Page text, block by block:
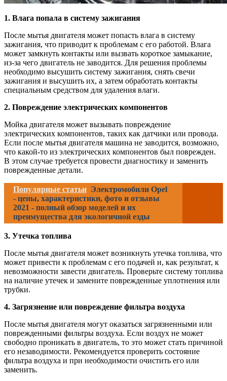
1. Влага попала в систему зажигания
После мытья двигателя может попасть влага в систему
зажигания, что приводит к проблемам с его работой. Влага
может замкнуть контакты или вызвать короткое замыкание,
из-за чего двигатель не заводится. Для решения проблемы
необходимо высушить систему зажигания, снять свечи
зажигания и высушить их, а затем обработать контакты
специальным средством для удаления влаги.
2. Повреждение электрических компонентов
Мойка двигателя может вызывать повреждение
электрических компонентов, таких как датчики или провода.
Если после мытья двигателя машина не заводится, возможно,
что какой-то из электрических компонентов был поврежден.
В этом случае требуется провести диагностику и заменить
поврежденные детали.
Популярные статьи Электромобили Opel
- цены, характеристики, фото и отзывы
2021 - полный обзор моделей и их
преимущества для экологичной езды
3. Утечка топлива
После мытья двигателя может возникнуть утечка топлива, что
может привести к проблемам с его подачей и, как результат, к
невозможности завести двигатель. Проверьте систему топлива
на наличие утечек и замените поврежденные уплотнения или
трубки.
4. Загрязнение или повреждение фильтра воздуха
После мытья двигателя могут оказаться загрязненными или
поврежденными фильтры воздуха. Если воздух не может
свободно проникать в двигатель, то это может стать причиной
его незаводимости. Рекомендуется проверить состояние
фильтра воздуха и при необходимости очистить его или
заменить.